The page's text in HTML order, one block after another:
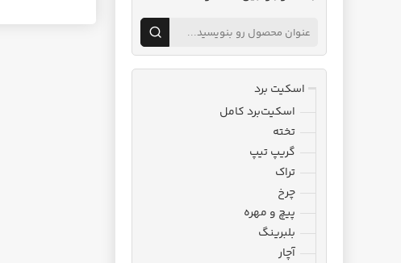
اسکیت برد
اسکیت‌برد کامل
تخته
گریپ تیپ
تراک
چرخ
پیچ و مهره
بلبرینگ
آچار